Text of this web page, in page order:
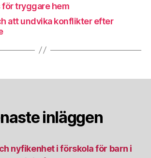
för tryggare hem
att undvika konflikter efter
inläggen
nyfikenhet i förskola för barn i